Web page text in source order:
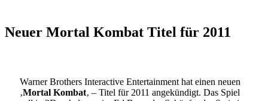
Neuer Mortal Kombat Titel für 2011
Warner Brothers Interactive Entertainment hat einen neuen
‚Mortal Kombat‚ – Titel für 2011 angekündigt. Das Spiel